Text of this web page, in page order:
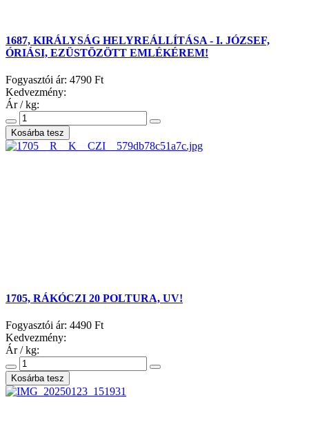
1687, KIRÁLYSÁG HELYREÁLLÍTÁSA - I. JÓZSEF,
ÓRIÁSI, EZÜSTÖZÖTT EMLÉKÉREM!
Fogyasztói ár: 4790 Ft
Kedvezmény:
Ár / kg:
1705, RÁKÓCZI 20 POLTURA, UV!
Fogyasztói ár: 4490 Ft
Kedvezmény:
Ár / kg: